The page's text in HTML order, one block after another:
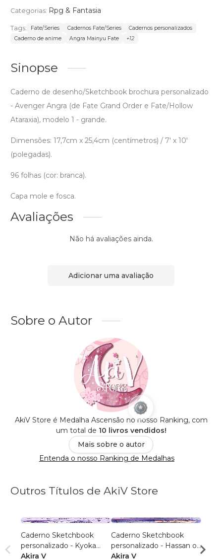
Categorias: Rpg & Fantasia
Tags: Fate/Series Cadernos Fate/Series
Cadernos personalizados
Caderno de anime
Angra Mainyu Fate +12
Sinopse
Caderno de desenho/Sketchbook brochura personalizado
- Avenger Angra (de Fate Grand Order e Fate/Hollow
Ataraxia), modelo 1 - grande.
Dimensões: 17,7cm x 25,4cm (centímetros) / 7' x 10'
(polegadas).
96 folhas (cor: branca).
Capa mole e fosca.
Avaliações
Não há avaliações ainda.
Adicionar uma avaliação
Sobre o Autor
AkiV Store é Medalha Ascensão no nosso Ranking, com
um total de 10 livros vendidos!
Mais sobre o autor
Entenda o nosso Ranking de Medalhas
Outros Títulos de AkiV Store
Caderno Sketchbook
personalizado - Kyoka
Jirou 1 (pequeno) - Folha
Akira V
Caderno Sketchbook
personalizado - Hassan of
Serenity IDOL 1
Akira V
Gray
Akira